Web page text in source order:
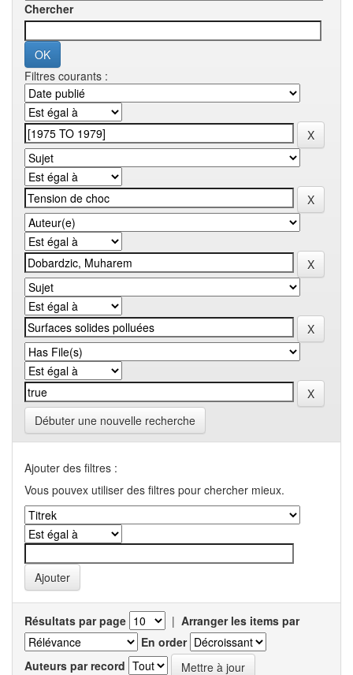
Chercher
Filtres courants :
Débuter une nouvelle recherche
Ajouter des filtres :
Vous pouvex utiliser des filtres pour chercher mieux.
Résultats par page | Arranger les items par
En order
Auteurs par record